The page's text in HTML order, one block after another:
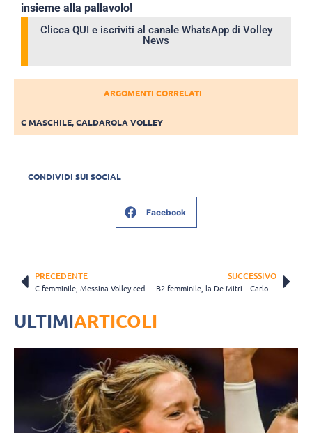
insieme alla pallavolo!
Clicca QUI e iscriviti al canale WhatsApp di Volley
News
ARGOMENTI CORRELATI
C MASCHILE,CALDAROLA VOLLEY
CONDIVIDI SUI SOCIAL
Facebook
PRECEDENTE
C femminile, Messina Volley cede in trasferta contro la Polisportiva Nino Romano per 3-0
SUCCESSIVO
B2 femminile, la De Mitri – Carlo Forti espugna Ribani Castenaso dopo 4 set di battaglia
ULTIMIARTICOLI